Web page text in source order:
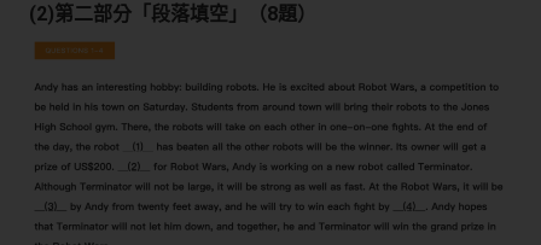
(2)第二部分「段落填空」（8題）